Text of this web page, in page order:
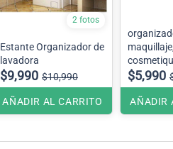
2 fotos
Estante Organizador de
lavadora
$9,990 $10,990
AÑADIR AL CARRITO
$5,990
AÑADIR